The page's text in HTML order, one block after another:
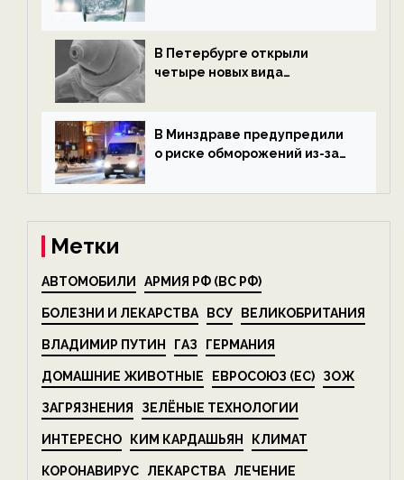
В Петербурге открыли
четыре новых вида
экологии на ECOportal
В Минздраве предупредили
о риске обморожений из-за
на ECOportal
Метки
АВТОМОБИЛИ АРМИЯ РФ (ВС РФ)
БОЛЕЗНИ И ЛЕКАРСТВА ВСУ ВЕЛИКОБРИТАНИЯ
ВЛАДИМИР ПУТИН ГАЗ ГЕРМАНИЯ
ДОМАШНИЕ ЖИВОТНЫЕ ЕВРОСОЮЗ (ЕС) ЗОЖ
ЗАГРЯЗНЕНИЯ ЗЕЛЁНЫЕ ТЕХНОЛОГИИ
ИНТЕРЕСНО КИМ КАРДАШЬЯН КЛИМАТ
КОРОНАВИРУС ЛЕКАРСТВА ЛЕЧЕНИЕ